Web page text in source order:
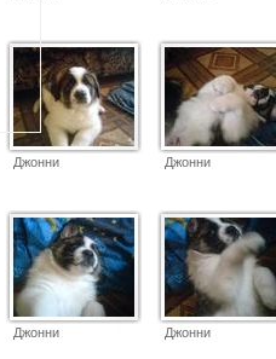
Джонни Джонни
Джонни Джонни